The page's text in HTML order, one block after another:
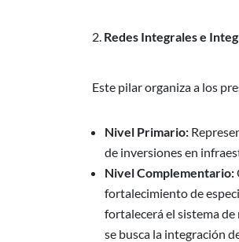
Redes Integrales e
Este pilar organiza a los
Nivel Primario:
de inversiones en
Nivel Complementario:
fortalecimiento de
fortalecerá el sistema
se busca la integración